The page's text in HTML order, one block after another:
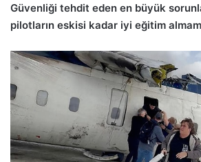
Güvenliği tehdit eden en büyük
pilotların eskisi kadar iyi eğitim